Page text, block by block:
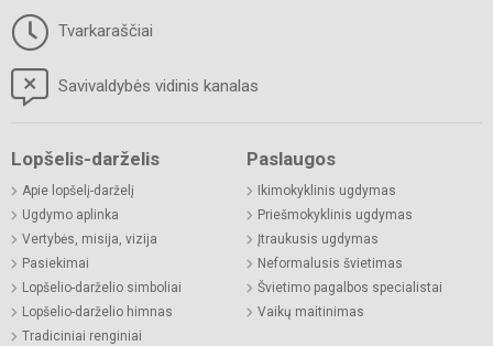
Tvarkaraščiai
Savivaldybės vidinis kanalas
Lopšelis-darželis
Apie lopšelį-darželį
Ugdymo aplinka
Vertybės, misija, vizija
Pasiekimai
Lopšelio-darželio simboliai
Lopšelio-darželio himnas
Tradiciniai renginiai
Paslaugos
Ikimokyklinis ugdymas
Priešmokyklinis ugdymas
Įtraukusis ugdymas
Neformalusis švietimas
Švietimo pagalbos specialistai
Vaikų maitinimas